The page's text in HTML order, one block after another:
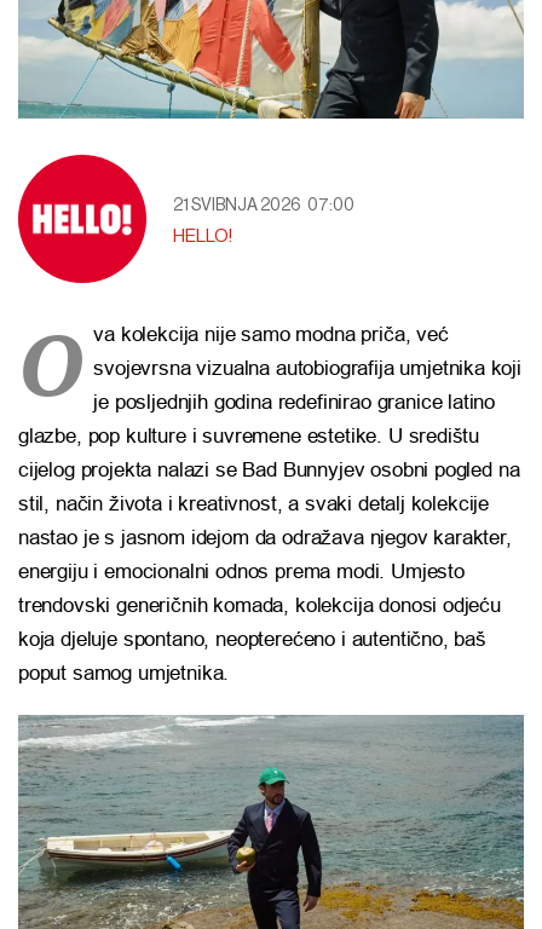
21 SVIBNJA 2026 07:00
HELLO!
O va kolekcija nije samo modna priča, već
svojevrsna vizualna autobiografija umjetnika koji
je posljednjih godina redefinirao granice latino
glazbe, pop kulture i suvremene estetike. U središtu
cijelog projekta nalazi se Bad Bunnyjev osobni pogled na
stil, način života i kreativnost, a svaki detalj kolekcije
nastao je s jasnom idejom da odražava njegov karakter,
energiju i emocionalni odnos prema modi. Umjesto
trendovski generičnih komada, kolekcija donosi odjeću
koja djeluje spontano, neopterećeno i autentično, baš
poput samog umjetnika.